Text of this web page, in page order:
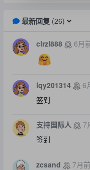
最新回复(26)
clrzl888 6月
lqy201314 6
签到
支持国际人 7
签到
zcsand 7月前